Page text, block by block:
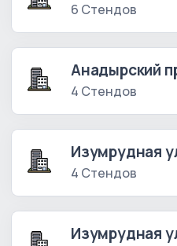
6 Стендов
Анадырский
4 Стендов
Изумрудная
4 Стендов
Изумрудная